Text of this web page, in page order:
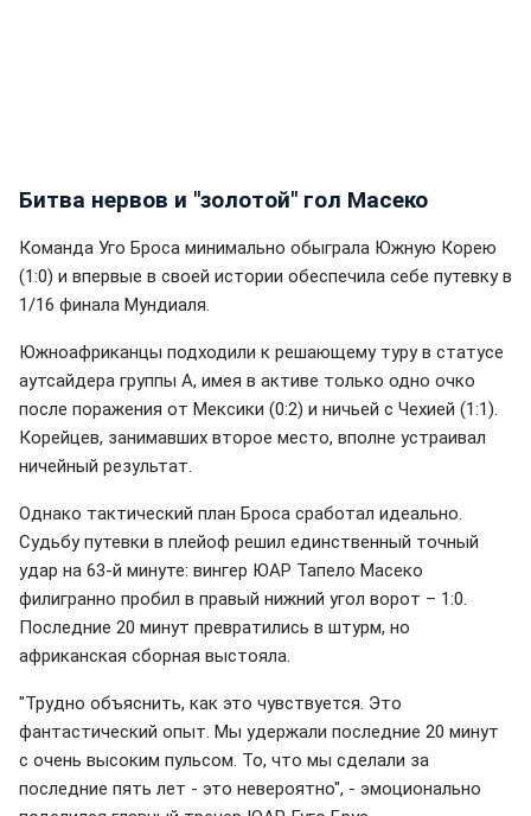
Битва нервов и "золотой" гол Масеко
Команда Уго Броса минимально обыграла Южную Корею
(1:0) и впервые в своей истории обеспечила себе путевку в
1/16 финала Мундиаля.
Южноафриканцы подходили к решающему туру в статусе
аутсайдера группы А, имея в активе только одно очко
после поражения от Мексики (0:2) и ничьей с Чехией (1:1).
Корейцев, занимавших второе место, вполне устраивал
ничейный результат.
Однако тактический план Броса сработал идеально.
Судьбу путевки в плейоф решил единственный точный
удар на 63-й минуте: вингер ЮАР Тапело Масеко
филигранно пробил в правый нижний угол ворот – 1:0.
Последние 20 минут превратились в штурм, но
африканская сборная выстояла.
"Трудно объяснить, как это чувствуется. Это
фантастический опыт. Мы удержали последние 20 минут
с очень высоким пульсом. То, что мы сделали за
последние пять лет - это невероятно", - эмоционально